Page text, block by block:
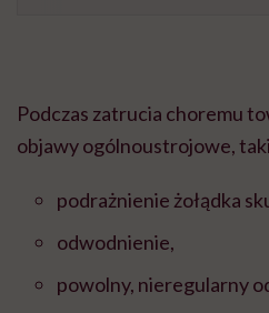
Podczas zatrucia choremu
objawy ogólnoustrojowe,
podrażnienie żołądka
odwodnienie,
powolny, nieregularny